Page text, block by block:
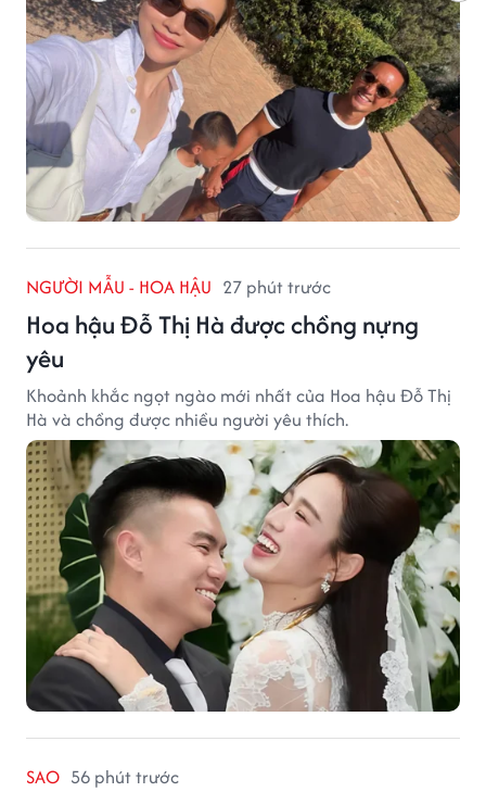
NGƯỜI MẪU - HOA HẬU 27 phút trước
Hoa hậu Đỗ Thị Hà được chồng nựng
yêu
Khoảnh khắc ngọt ngào mới nhất của Hoa hậu Đỗ Thị
Hà và chồng được nhiều người yêu thích.
SAO 56 phút trước